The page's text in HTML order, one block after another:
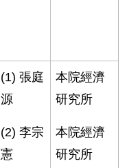
(1)張庭
源
(2)李宗
憲
本院經濟
研究所
本院經濟
研究所